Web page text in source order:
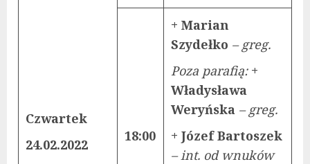
Czwartek
24.02.2022
18:00
+ Marian
Szydełko – greg.
Poza parafią: +
Władysława
Weryńska – greg.
+ Józef Bartoszek
– int. od wnuków